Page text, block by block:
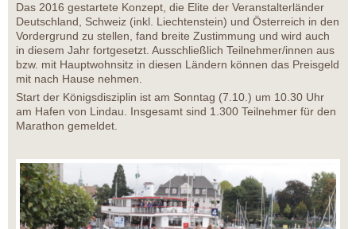
Das 2016 gestartete Konzept, die Elite der Veranstalterländer
Deutschland, Schweiz (inkl. Liechtenstein) und Österreich in den
Vordergrund zu stellen, fand breite Zustimmung und wird auch
in diesem Jahr fortgesetzt. Ausschließlich Teilnehmer/innen aus
bzw. mit Hauptwohnsitz in diesen Ländern können das Preisgeld
mit nach Hause nehmen.
Start der Königsdisziplin ist am Sonntag (7.10.) um 10.30 Uhr
am Hafen von Lindau. Insgesamt sind 1.300 Teilnehmer für den
Marathon gemeldet.